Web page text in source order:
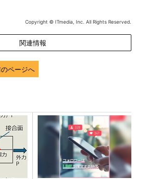
Copyright © ITmedia, Inc. All Rights Reserved.
関連情報
ページへ